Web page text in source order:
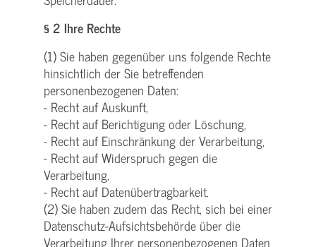
§ 2 Ihre Rechte
(1) Sie haben gegenüber uns folgende Rechte
hinsichtlich der Sie betreffenden
personenbezogenen Daten:
- Recht auf Auskunft,
- Recht auf Berichtigung oder Löschung,
- Recht auf Einschränkung der Verarbeitung,
- Recht auf Widerspruch gegen die
Verarbeitung,
- Recht auf Datenübertragbarkeit.
(2) Sie haben zudem das Recht, sich bei einer
Datenschutz-Aufsichtsbehörde über die
Verarbeitung Ihrer personenbezogenen Daten